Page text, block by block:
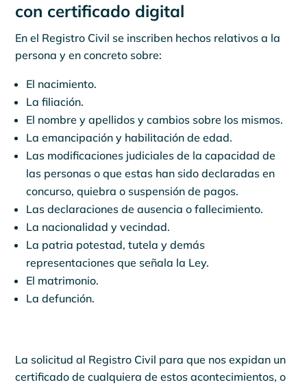
con certificado digital
En el Registro Civil se inscriben hechos relativos a la
persona y en concreto sobre:
El nacimiento.
La filiación.
El nombre y apellidos y cambios sobre los mismos.
La emancipación y habilitación de edad.
Las modificaciones judiciales de la capacidad de
las personas o que estas han sido declaradas en
concurso, quiebra o suspensión de pagos.
Las declaraciones de ausencia o fallecimiento.
La nacionalidad y vecindad.
La patria potestad, tutela y demás
representaciones que señala la Ley.
El matrimonio.
La defunción.
La solicitud al Registro Civil para que nos expidan un
certificado de cualquiera de estos acontecimientos, o